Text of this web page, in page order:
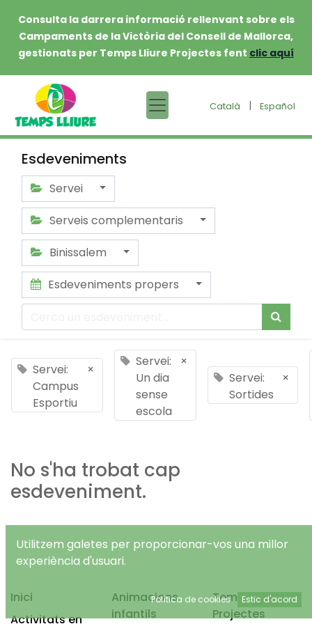
Consulta la darrera informació rellenvant sobre els
Campaments de la Victòria del Consell de Mallorca,
gestionats per Temps Lliure Projectes fent clic aquí
Català | Español
Esdeveniments
Servei
Serveis complementaris
Binissalem
Esdeveniments propers
Servei:
Campus
Esportiu
×
Servei:
Un dia
sense
escola
×
Servei:
Sortides
×
No s'ha trobat cap
esdeveniment.
Inici
Activitats en
Animacions
infantils
Temps Lliure
Projectes
Utilitzem galetes per proporcionar-vos una millor
experiència d'usuari.
Política de cookies Estic d'acord